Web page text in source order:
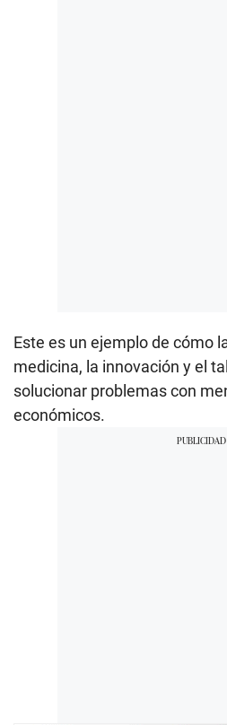
Este es un ejemplo de cómo
medicina, la innovación y el
solucionar problemas con
económicos.